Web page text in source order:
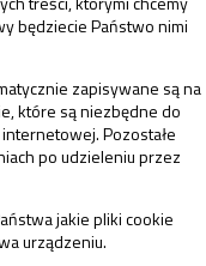
będziecie Państwo nimi
zapisywane są na
które są niezbędne do
Pozostałe
po udzieleniu przez
jakie pliki cookie
urządzeniu.